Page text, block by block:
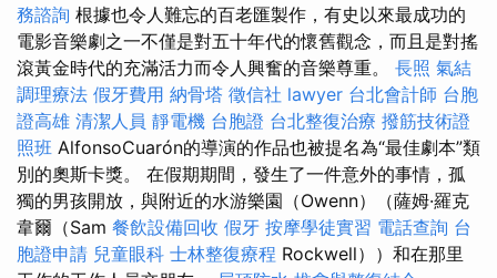
務諮詢 根據也令人難忘的百老匯製作，有史以來最成功的
電影音樂劇之一不僅是對五十年代的懷舊觀念，而且是對搖
滾黃金時代的充滿活力而令人興奮的音樂尊重。 長照 氣結
調理療法 假牙費用 納骨塔 徵信社 lawyer 台北會計師 台胞
證高雄 清潔人員 靜電機 台胞證 台北整復治療 撥筋技術證
照班 AlfonsoCuarón的導演的作品也被提名為“最佳劇本”類
別的奧斯卡獎。 在假期期間，發生了一件意外的事情，孤
獨的男孩開放，與附近的水游樂園（Owenn）（薩姆·羅克
韋爾（Sam 餐飲設備回收 假牙 按摩學徒實習 電話查詢 台
胞證申請 兒童眼科 士林整復療程 Rockwell））和在那里